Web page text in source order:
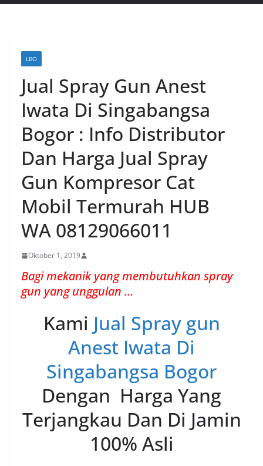
LBO
Jual Spray Gun Anest
Iwata Di Singabangsa
Bogor : Info Distributor
Dan Harga Jual Spray
Gun Kompresor Cat
Mobil Termurah HUB
WA 08129066011
Oktober 1, 2019
Bagi mekanik yang membutuhkan spray
gun yang unggulan …
Kami Jual Spray gun
Anest Iwata Di
Singabangsa Bogor
Dengan Harga Yang
Terjangkau Dan Di Jamin
100% Asli